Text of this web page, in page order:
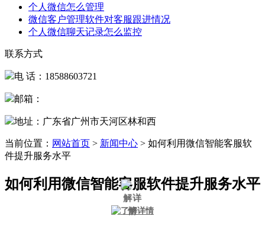
个人微信怎么管理
微信客户管理软件对客服跟进情况
个人微信聊天记录怎么监控
联系方式
电 话：18588603721
邮箱：
地址：广东省广州市天河区林和西
当前位置： 网站首页 > 新闻中心 > 如何利用微信智能客服软
件提升服务水平
如何利用微信智能客服软件提升服务水平